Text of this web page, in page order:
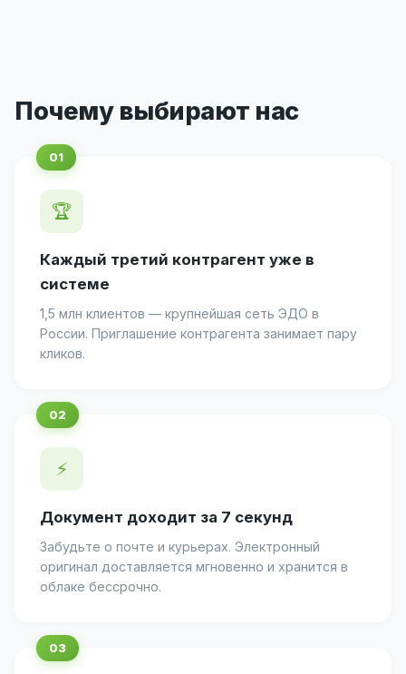
Почему выбирают нас
🏆
Каждый третий контрагент уже в
системе
1,5 млн клиентов — крупнейшая сеть ЭДО в
России. Приглашение контрагента занимает пару
кликов.
⚡
Документ доходит за 7 секунд
Забудьте о почте и курьерах. Электронный
оригинал доставляется мгновенно и хранится в
облаке бессрочно.